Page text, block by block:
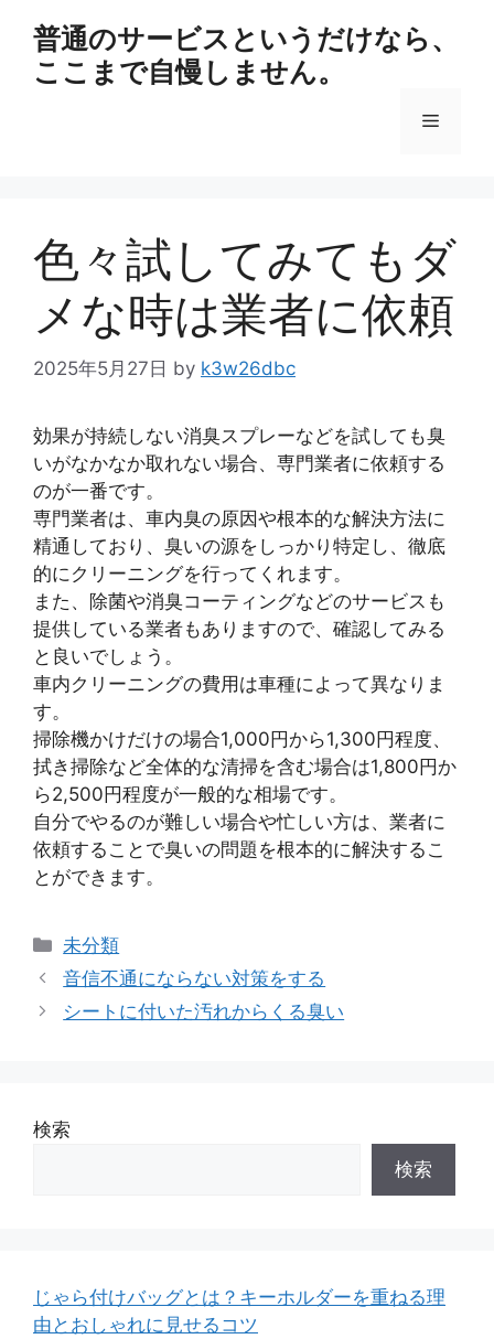
普通のサービスというだけなら、
ここまで自慢しません。
メ
ュ
ー
色々試してみてもダ
メな時は業者に依頼
2025年5月27日 by k3w26dbc
効果が持続しない消臭スプレーなどを試しても臭
いがなかなか取れない場合、専門業者に依頼する
のが一番です。
専門業者は、車内臭の原因や根本的な解決方法に
精通しており、臭いの源をしっかり特定し、徹底
的にクリーニングを行ってくれます。
また、除菌や消臭コーティングなどのサービスも
提供している業者もありますので、確認してみる
と良いでしょう。
車内クリーニングの費用は車種によって異なりま
す。
掃除機かけだけの場合1,000円から1,300円程度、
拭き掃除など全体的な清掃を含む場合は1,800円か
ら2,500円程度が一般的な相場です。
自分でやるのが難しい場合や忙しい方は、業者に
依頼することで臭いの問題を根本的に解決するこ
とができます。
カ
テ
リ
未分類
音信不通にならない対策をする
シートに付いた汚れからくる臭い
検索
検索
じゃら付けバッグとは？キーホルダーを重ねる理
由とおしゃれに見せるコツ